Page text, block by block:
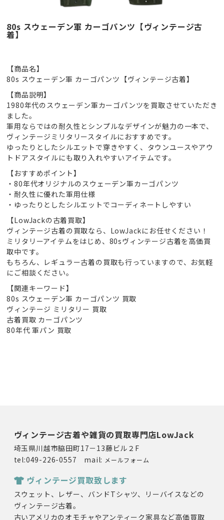
80s スウェーデン軍 カーゴパンツ【ヴィンテージ古
着】
【商品名】
80s スウェーデン軍 カーゴパンツ【ヴィンテージ古着】
【商品説明】
1980年代のスウェーデン軍カーゴパンツを買取させていただき
ました。
軍用ならではの耐久性とシンプルなデザインが魅力の一本で、
ヴィンテージミリタリースタイルにおすすめです。
ゆったりとしたシルエットで穿きやすく、タウンユースやアウ
トドアスタイルにも取り入れやすいアイテムです。
【おすすめポイント】
・80年代オリジナルのスウェーデン軍カーゴパンツ
・耐久性に優れた軍用仕様
・ゆったりとしたシルエットでコーディネートしやすい
【LowJackの古着買取】
ヴィンテージ古着の買取なら、LowJackにお任せください！
ミリタリーアイテムをはじめ、80sヴィンテージ古着を高価買
取中です。
もちろん、レギュラー古着の買取も行っていますので、お気軽
にご相談ください。
【関連キーワード】
80s スウェーデン軍 カーゴパンツ 買取
ヴィンテージ ミリタリー 買取
古着買取 カーゴパンツ
80年代 軍パン 買取
ヴィンテージ古着や雑貨の買取専門店LowJack
埼玉県川越市脇田町17－13藤ビル２F
tel:049-226-0557 mail: メールフォーム
ヴィンテージ買取致します
スウェット、レザー、バンドTシャツ、リーバイスなどの
ヴィンテージ古着。
古いアメリカのオモチャやアンティーク家具など高価買取